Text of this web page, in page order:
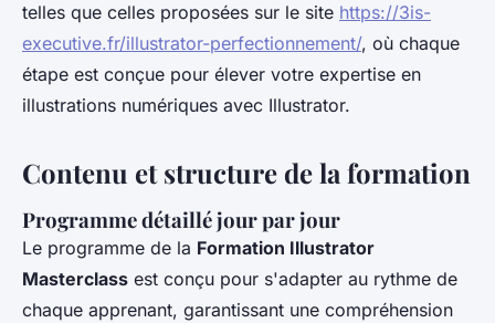
telles que celles proposées sur le site https://3is-
executive.fr/illustrator-perfectionnement/, où chaque
étape est conçue pour élever votre expertise en
illustrations numériques avec Illustrator.
Contenu et structure de la formation
Programme détaillé jour par jour
Le programme de la Formation Illustrator
Masterclass est conçu pour s'adapter au rythme de
chaque apprenant, garantissant une compréhension